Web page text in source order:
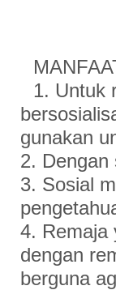
1. Untuk
gunakan
2. Dengan
3. Sosial
4. Remaja
dengan
berguna